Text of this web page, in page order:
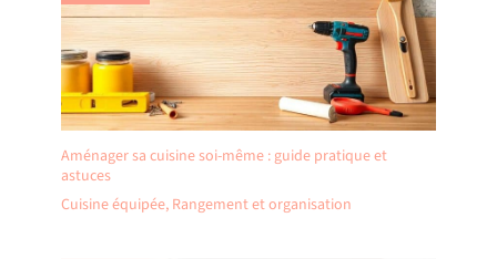
Aménager sa cuisine soi-même : guide pratique et
astuces
Cuisine équipée, Rangement et organisation